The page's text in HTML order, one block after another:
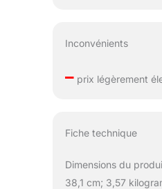
Inconvénients
–prix légèrement
Fiche technique
Dimensions du
38,1 cm; 3,57